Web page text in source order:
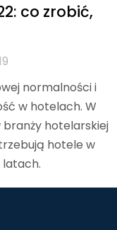
co zrobić,
normalności i
w hotelach. W
hotelarskiej
hotele w